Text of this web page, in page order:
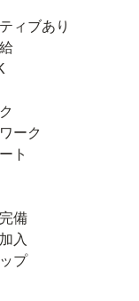
ィブあり
ーク
ト
備
入
プ